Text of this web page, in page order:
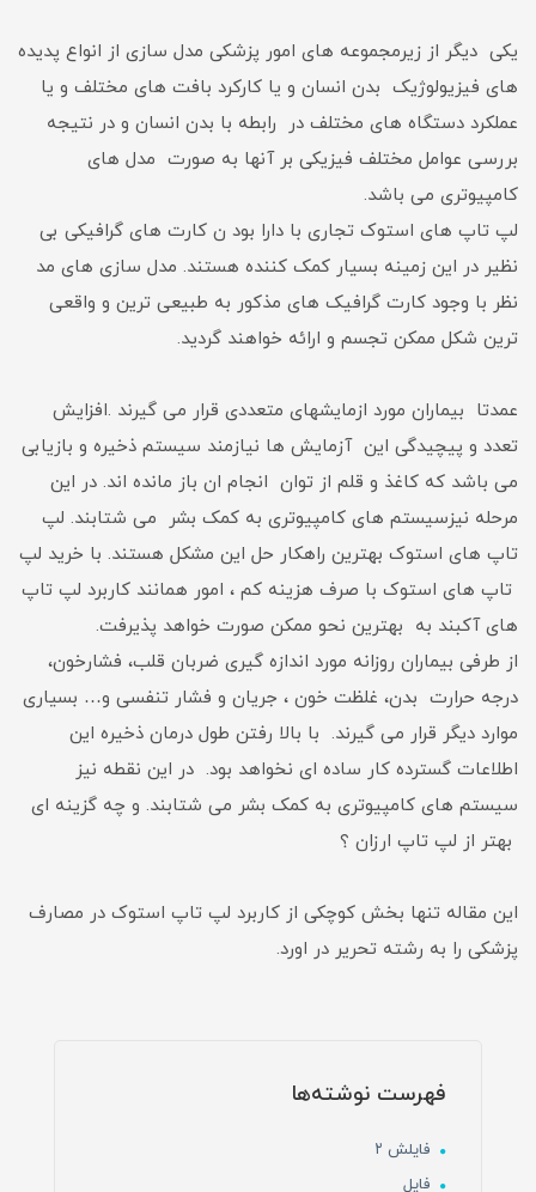
یکی دیگر از زیرمجموعه های امور پزشکی مدل سازی از انواع پدیده
های فیزیولوژیک بدن انسان و یا کارکرد بافت های مختلف و یا
عملکرد دستگاه های مختلف در رابطه با بدن انسان و در نتیجه
بررسی عوامل مختلف فیزیکی بر آنها به صورت مدل های
کامپیوتری می باشد.
لپ تاپ های استوک تجاری با دارا بود ن کارت های گرافیکی بی
نظیر در این زمینه بسیار کمک کننده هستند. مدل سازی های مد
نظر با وجود کارت گرافیک های مذکور به طبیعی ترین و واقعی
ترین شکل ممکن تجسم و ارائه خواهند گردید.
عمدتا بیماران مورد ازمایشهای متعددی قرار می گیرند .افزایش
تعدد و پیچیدگی این آزمایش ها نیازمند سیستم ذخیره و بازیابی
می باشد که کاغذ و قلم از توان انجام ان باز مانده اند. در این
مرحله نیزسیستم های کامپیوتری به کمک بشر می شتابند. لپ
تاپ های استوک بهترین راهکار حل این مشکل هستند. با خرید لپ
تاپ های استوک با صرف هزینه کم ، امور همانند کاربرد لپ تاپ
های آکبند به بهترین نحو ممکن صورت خواهد پذیرفت.
از طرفی بیماران روزانه مورد اندازه گیری ضربان قلب، فشارخون،
درجه حرارت بدن، غلظت خون ، جریان و فشار تنفسی و… بسیاری
موارد دیگر قرار می گیرند. با بالا رفتن طول درمان ذخیره این
اطلاعات گسترده کار ساده ای نخواهد بود. در این نقطه نیز
سیستم های کامپیوتری به کمک بشر می شتابند. و چه گزینه ای
بهتر از لپ تاپ ارزان ؟
این مقاله تنها بخش کوچکی از کاربرد لپ تاپ استوک در مصارف
پزشکی را به رشته تحریر در اورد.
فهرست نوشته‌ها
فایلش ۲
فایل